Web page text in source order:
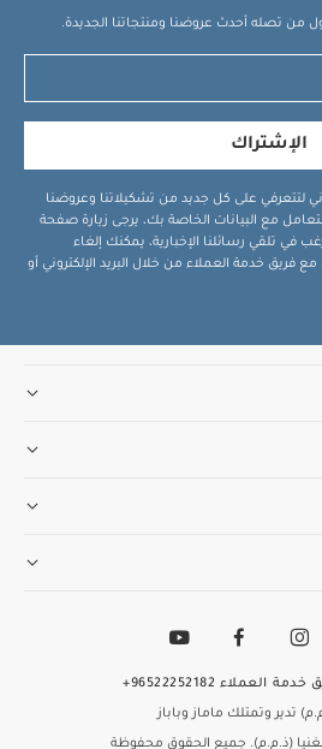
من تصله أحدث عروضنا ومنتجاتنا الجديدة.
الإشتراك
لتتعرفي على كل جديد من تشكيلاتنا وعروضنا
مع البيانات الخاصة بك، يرجى زيارة صفحة
في تلقي رسائلنا الإخبارية، يمكنك إلغاء
فريق خدمة العملاء من خلال البريد الإلكتروني أو
تدير وتمتلك ماماز وباباز
خدمة العملاء 96522252182+